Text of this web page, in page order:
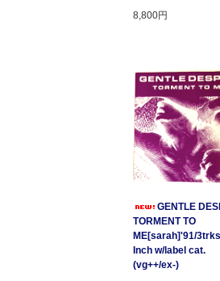
8,800円
GENTLE
TORMENT TO
ME[sarah]'91/
Inch w/label cat.
(vg++/ex-)